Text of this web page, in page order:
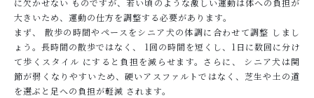
に欠かせない ものですが、若い頃のような激しい運動は体への負担が
大きいため、運動の仕方を調整する必要があります。
まず、 散歩の時間やペースをシニア犬の体調に合わせて調整 しまし
ょう。長時間の散歩ではなく、 1回の時間を短くし、1日に数回に分け
て歩くスタイル にすると負担を減らせます。さらに、 シニア犬は関
節が弱くなりやすいため、硬いアスファルトではなく、芝生や土の道
を選ぶと足への負担が軽減 されます。